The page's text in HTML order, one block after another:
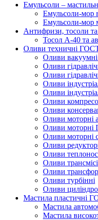
Емульсоли –
Емульсоли-мор
Емульсоли-мор
Антифризи, тосоли та
Тосол А-40 та
Оливи техничні
Оливи
Оливи
Оливи
Оливи
Оливи
Оливи
Оливи
Оливи моторні
Оливи
Оливи моторні
Оливи
Оливи
Оливи
Оливи
Оливи турбінні
Оливи
Мастила пластичні
Мастила
Мастила